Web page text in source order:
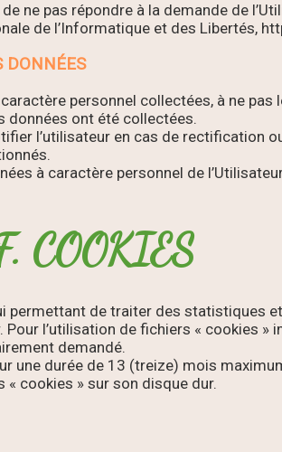
ne pas répondre à la demande de
de l’Informatique et des Libertés,
DONNÉES
personnel collectées, à ne
données ont été collectées.
l’utilisateur en cas de rectification
à caractère personnel de
COOKIES
permettant de traiter des statistiques
l’utilisation de fichiers « cookies »
demandé.
une durée de 13 (treize) mois
« cookies » sur son disque dur.